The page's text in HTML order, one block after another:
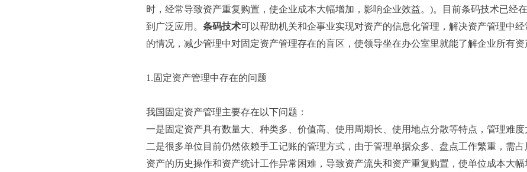
时，经常导致资产重复购置，使企业成本大幅增加，影响企业效益。)。目前条码技术已经
到广泛应用。 条码技术可以帮助机关和企事业实现对资产的信息化管理，解决资产管理中
的情况，减少管理中对固定资产管理存在的盲区，使领导坐在办公室里就能了解企业所有资
1.固定资产管理中存在的问题
我国固定资产管理主要存在以下问题：
一是固定资产具有数量大、种类多、价值高、使用周期长、使用地点分散等特点，管理难度
二是很多单位目前仍然依赖手工记账的管理方式，由于管理单据众多、盘点工作繁重，需
资产的历史操作和资产统计工作异常困难，导致资产流失和资产重复购置，使单位成本大幅